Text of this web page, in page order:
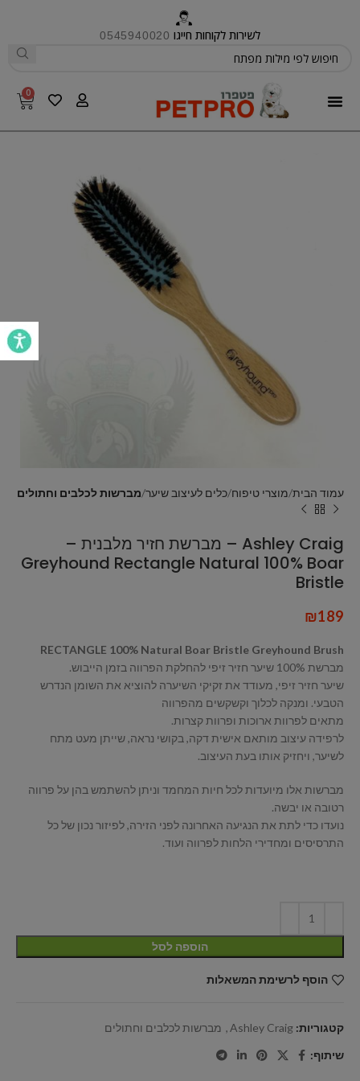
לשירות לקוחות חייגו 0545940020
0
עמוד הבית מוצרי טיפוח כלים לעיצוב שיער מברשות לכלבים וחתולים
Ashley Craig – מברשת חזיר מלבנית –
Greyhound Rectangle Natural 100% Boar
Bristle
₪189
RECTANGLE 100% Natural Boar Bristle Greyhound Brush
מברשת 100% שיער חזיר זיפי להחלקת הפרווה בזמן הייבוש.
שיער חזיר זיפי, מעודד את זקיקי השיערה להוציא את השומן הנדרש
הטבעי. ומנקה לכלוך וקשקשים מהפרווה
מתאים לפרוות ארוכות ופרוות קצרות.
לרפידה עיצוב מותאם אישית דקה, בקושי נראה, שייתן מעט מתח
לשיער, ויחזיק אותו בעת העיצוב.
מברשות אלו מיועדות לכל חיות המחמד וניתן להשתמש בהן על פרווה
רטובה או יבשה.
נועדו כדי לתת את הנגיעה האחרונה לפני הזירה, לפיזור נכון של כל
התרסיסים ומחדירי הלחות לפרווה ועוד.
הוספה לסל
הוסף לרשימת המשאלות
קטגוריות: Ashley Craig
, מברשות לכלבים וחתולים
שיתוף: